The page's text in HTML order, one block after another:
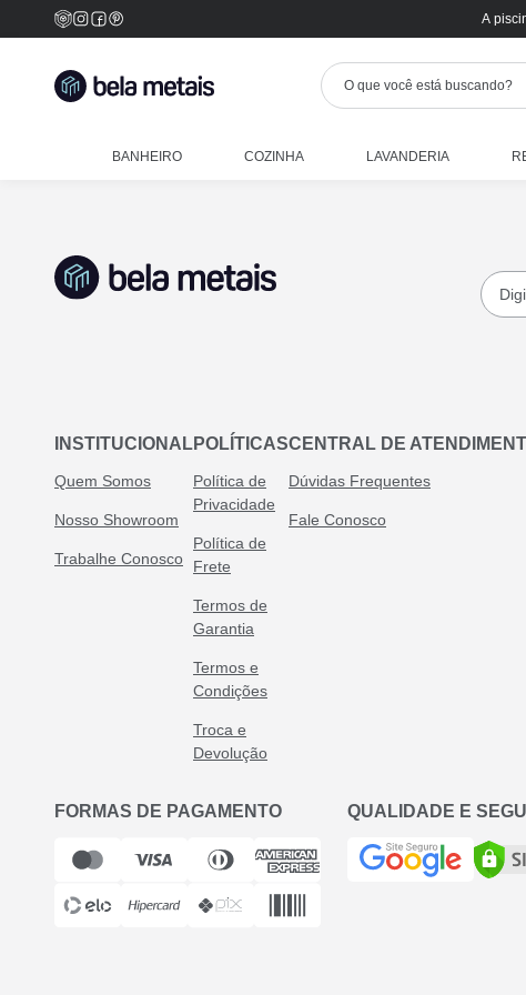
A
BANHEIRO COZINHA LAVANDERIA
INSTITUCIONAL
Quem Somos
Nosso Showroom
Trabalhe Conosco
POLÍTICAS
Política de
Privacidade
Política de
Frete
Termos de
Garantia
Termos e
Condições
Troca e
Devolução
CENTRAL DE
Dúvidas Frequentes
Fale Conosco
FORMAS DE PAGAMENTO QUALIDADE E